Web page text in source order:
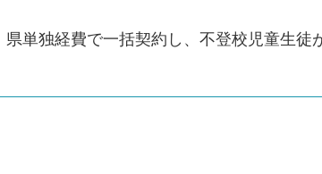
単独経費で一括契約し、不登校児童生徒